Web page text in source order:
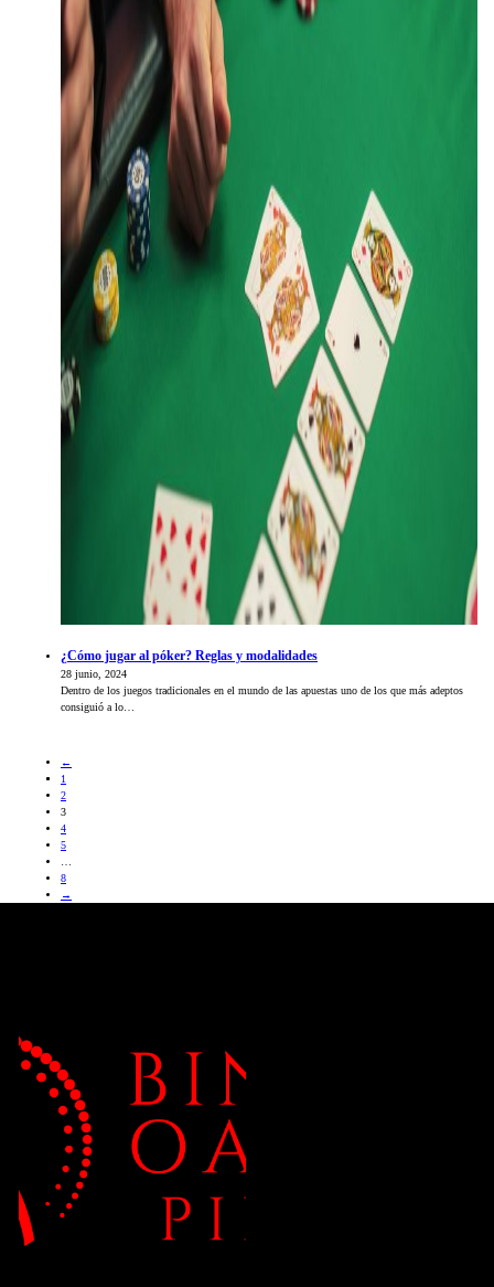
¿Cómo jugar al póker? Reglas y modalidades
28 junio, 2024
Dentro de los juegos tradicionales en el mundo de las apuestas uno de los que más adeptos
consiguió a lo…
←
1
2
3
4
5
8
→